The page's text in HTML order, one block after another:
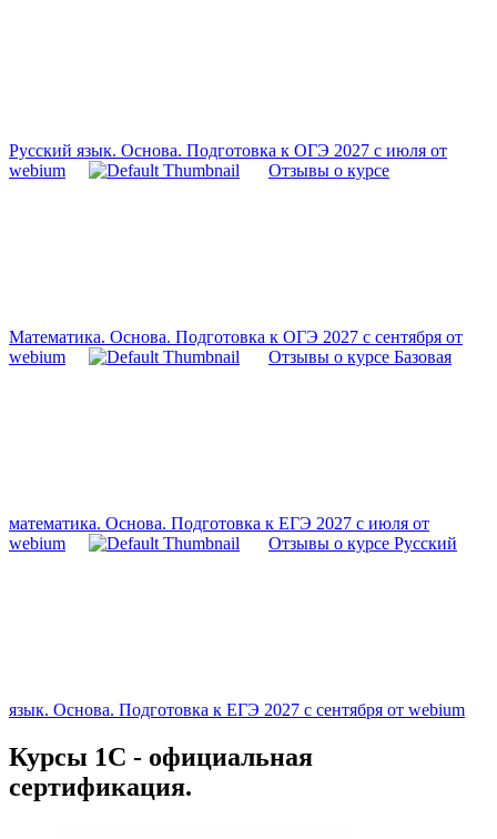
Русский язык. Основа. Подготовка к ОГЭ 2027 с июля от
webium
Отзывы о курсе
Математика. Основа. Подготовка к ОГЭ 2027 с сентября от
webium
Отзывы о курсе Базовая
математика. Основа. Подготовка к ЕГЭ 2027 с июля от
webium
Отзывы о курсе Русский
язык. Основа. Подготовка к ЕГЭ 2027 с сентября от webium
Курсы 1С - официальная
сертификация.